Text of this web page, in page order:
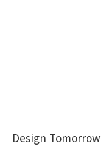
Design Tomorrow